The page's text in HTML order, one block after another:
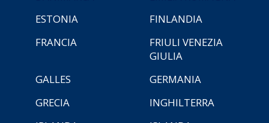
ESTONIA
FINLANDIA
FRANCIA
FRIULI VENEZIA
GIULIA
GALLES
GERMANIA
GRECIA
INGHILTERRA